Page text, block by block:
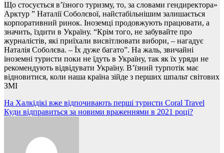
Що стосується в’їзного туризму, то, за словами гендиректора»
Арктур ” Наталії Соболєвої, найстабільнішим залишається
корпоративний ринок. Іноземці продовжують працювати, а
значить, їздити в Україну. “Крім того, не забувайте про
журналістів, які приїхали висвітлювати вибори, – нагадує
Наталія Соболєва. – Їх дуже багато”. На жаль, звичайні
іноземні туристи поки не їдуть в Україну, так як їх уряди не
рекомендують відвідувати Україну. В’їзний турпотік має
відновитися, коли наша країна зійде з перших шпальт світових
ЗМІ
Навігація
записів
На Халкідікі вже відпочивають перші туристи Coral Travel
Куди відправиться за новими враженнями в 2021 році?